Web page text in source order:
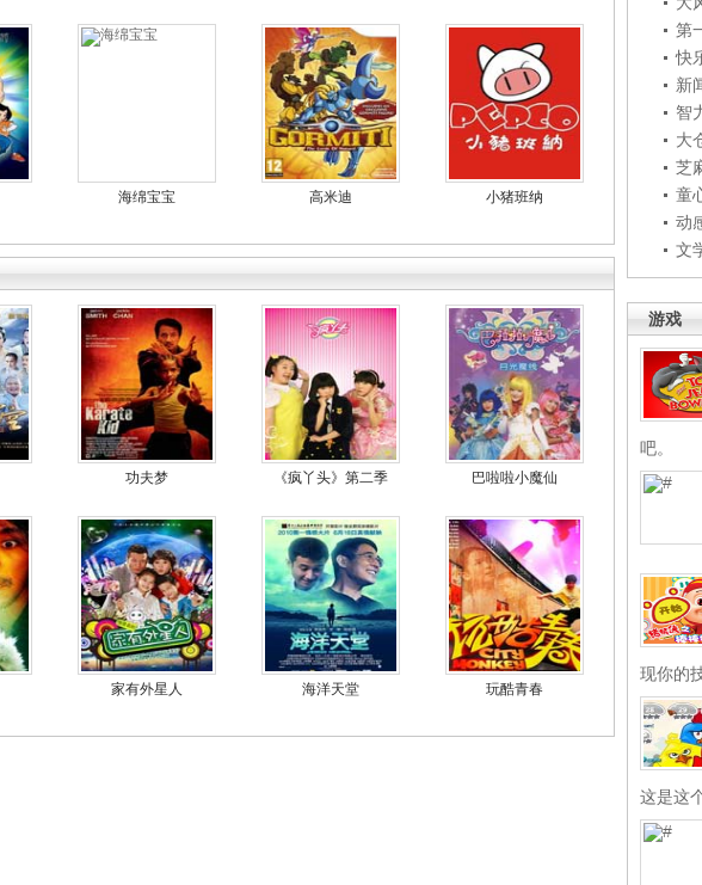
海绵宝宝 高米迪 小猪班纳
功夫梦 《疯丫头》第二季 巴啦啦小魔仙
家有外星人 海洋天堂 玩酷青春
第
快
新
智
大
芝
童
动
文
游戏
吧。
现你的
这是这